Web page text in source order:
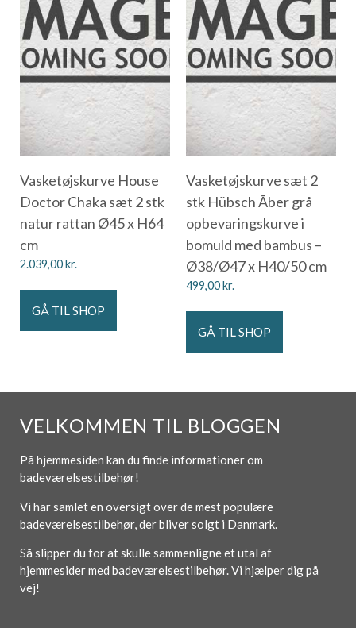
Vasketøjskurve House
Doctor Chaka sæt 2 stk
natur rattan Ø45 x H64
cm
2.039,00kr.
GÅ TIL SHOP
Vasketøjskurve sæt 2
stk Hübsch Ãber grå
opbevaringskurve i
bomuld med bambus –
Ø38/Ø47 x H40/50 cm
499,00kr.
GÅ TIL SHOP
VELKOMMEN TIL BLOGGEN
På hjemmesiden kan du finde informationer om
badeværelsestilbehør!
Vi har samlet en oversigt over de mest populære
badeværelsestilbehør, der bliver solgt i Danmark.
Så slipper du for at skulle sammenligne et utal af
hjemmesider med badeværelsestilbehør. Vi hjælper dig på
vej!